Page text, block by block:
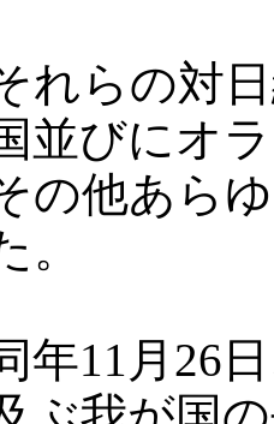
れらの対
並びにオ
の他あら
。
年11月26